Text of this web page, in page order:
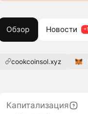
Обзор Новости
cookcoinsol.xyz
Капитализация